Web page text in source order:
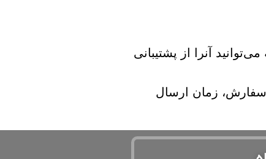
آنرا از پشتیبانی
سفارش، زمان ارسال